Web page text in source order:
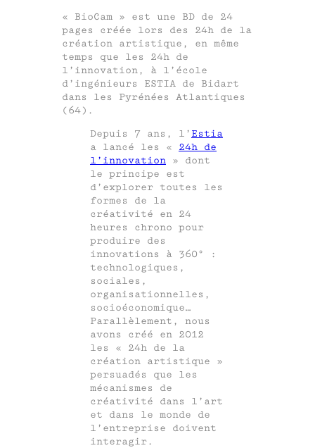
« BioCam » est une BD de 24
pages créée lors des 24h de la
création artistique, en même
temps que les 24h de
l’innovation, à l’école
d’ingénieurs ESTIA de Bidart
dans les Pyrénées Atlantiques
(64).
Depuis 7 ans, l’ Estia
a lancé les « 24h de
l’innovation » dont
le principe est
d’explorer toutes les
formes de la
créativité en 24
heures chrono pour
produire des
innovations à 360° :
technologiques,
sociales,
organisationnelles,
socioéconomique…
Parallèlement, nous
avons créé en 2012
les « 24h de la
création artistique »
persuadés que les
mécanismes de
créativité dans l’art
et dans le monde de
l’entreprise doivent
interagir.